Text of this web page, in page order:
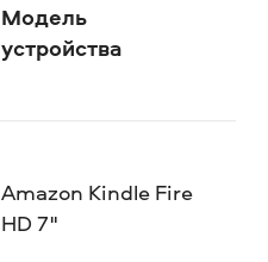
Модель
устройства
Amazon Kindle Fire
HD 7"